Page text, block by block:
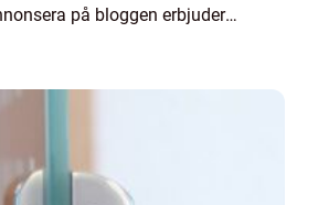
på bloggen erbjuder